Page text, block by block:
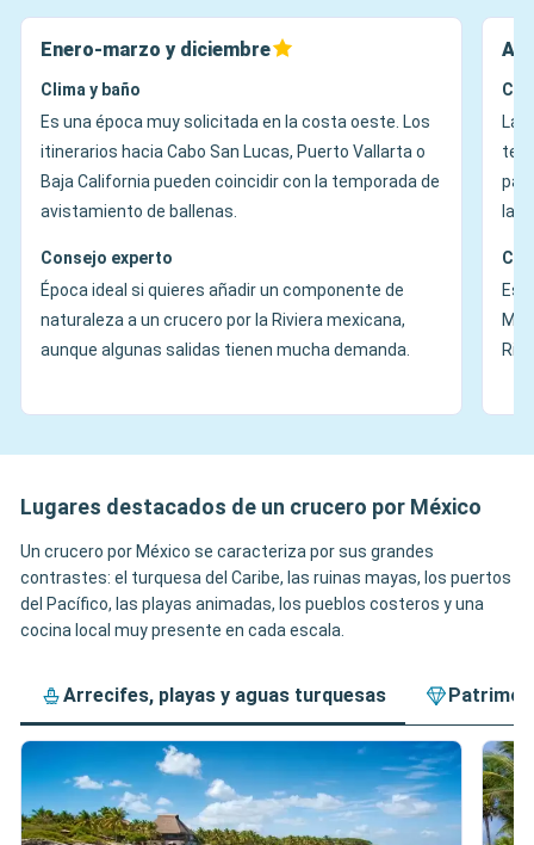
Enero-marzo y diciembre
Clima y baño
Es una época muy solicitada en la costa oeste. Los
itinerarios hacia Cabo San Lucas, Puerto Vallarta o
Baja California pueden coincidir con la temporada de
avistamiento de ballenas.
Consejo experto
Época ideal si quieres añadir un componente de
naturaleza a un crucero por la Riviera mexicana,
aunque algunas salidas tienen mucha demanda.
La
las
Es
Lugares destacados de un crucero por México
Un crucero por México se caracteriza por sus grandes
contrastes: el turquesa del Caribe, las ruinas mayas, los puertos
del Pacífico, las playas animadas, los pueblos costeros y una
cocina local muy presente en cada escala.
Arrecifes, playas y aguas turquesas